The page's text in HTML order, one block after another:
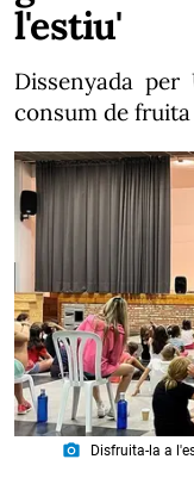
l'estiu'
Dissenyada
consum de
photo_camera Disfruita-la a